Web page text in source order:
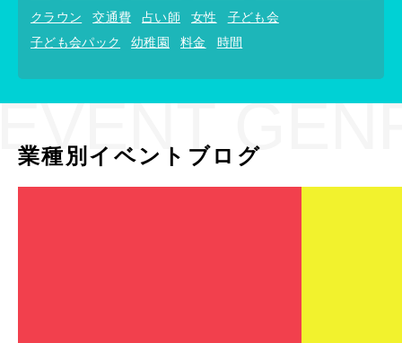
クラウン
交通費 占い師 女性
子ども会
子ども会パック
幼稚園 料金 時間
業種別イベントブログ